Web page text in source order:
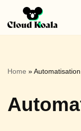
Aller
Home »Automatisation